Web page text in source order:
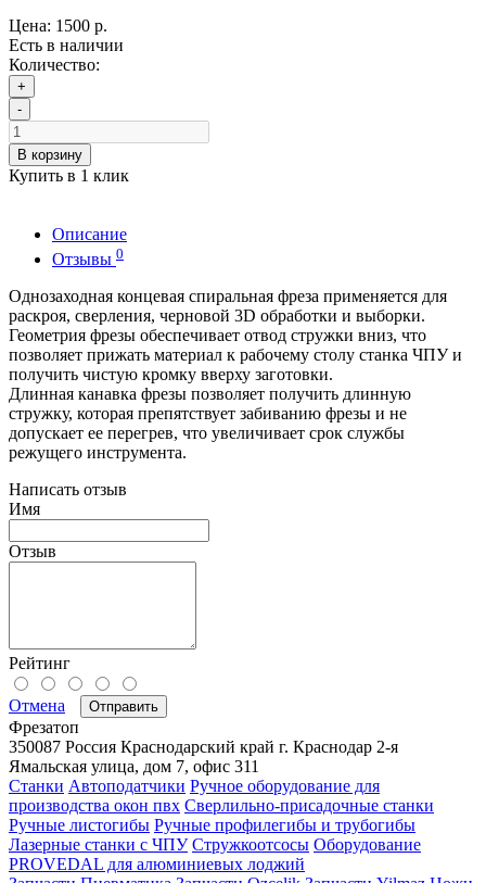
Цена: 1500 р.
Есть в наличии
Количество:
+
-
В корзину
Купить в 1 клик
Описание
Отзывы 0
Однозаходная концевая спиральная фреза применяется для
раскроя, сверления, черновой 3D обработки и выборки.
Геометрия фрезы обеспечивает отвод стружки вниз, что
позволяет прижать материал к рабочему столу станка ЧПУ и
получить чистую кромку вверху заготовки.
Длинная канавка фрезы позволяет получить длинную
стружку, которая препятствует забиванию фрезы и не
допускает ее перегрев, что увеличивает срок службы
режущего инструмента.
Написать отзыв
Имя
Отзыв
Рейтинг
Отмена Отправить
Фрезатоп
350087 Россия Краснодарский край г. Краснодар 2-я
Ямальская улица, дом 7, офис 311
Станки Автоподатчики Ручное оборудование для
производства окон пвх Сверлильно-присадочные станки
Ручные листогибы Ручные профилегибы и трубогибы
Лазерные станки с ЧПУ Стружкоотсосы Оборудование
PROVEDAL для алюминиевых лоджий